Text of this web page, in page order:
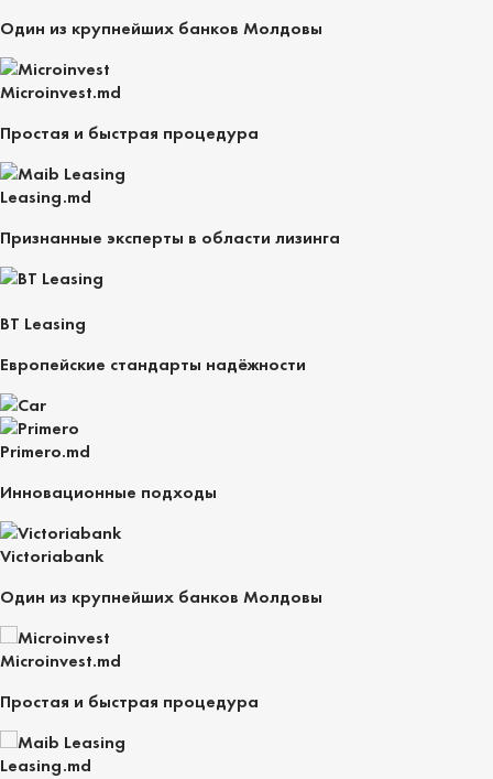
Один из крупнейших банков Молдовы
Microinvest.md
Простая и быстрая процедура
Leasing.md
Признанные эксперты в области лизинга
BT Leasing
Европейские стандарты надёжности
Primero.md
Инновационные подходы
Victoriabank
Один из крупнейших банков Молдовы
Microinvest.md
Простая и быстрая процедура
Leasing.md